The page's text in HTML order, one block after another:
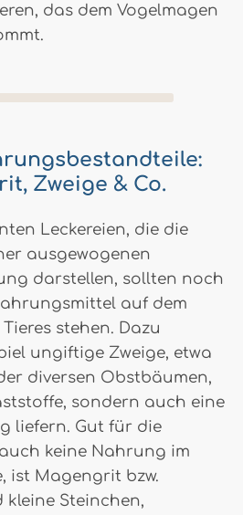
das dem Vogelmagen
Zweige & Co.
Leckereien, die die
ausgewogenen
darstellen, sollten noch
auf dem
stehen. Dazu
ungiftige Zweige, etwa
diversen Obstbäumen,
sondern auch eine
liefern. Gut für die
keine Nahrung im
ist Magengrit bzw.
kleine Steinchen,